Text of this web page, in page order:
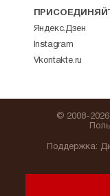
Яндекс.Дзен
Instagram
Vkontakte.ru
Поддержка:
© 2008-